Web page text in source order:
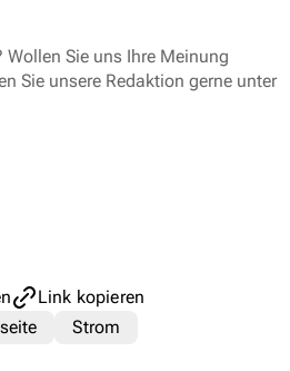
Wollen Sie uns Ihre Meinung
Sie unsere Redaktion gerne unter
Link kopieren
Strom